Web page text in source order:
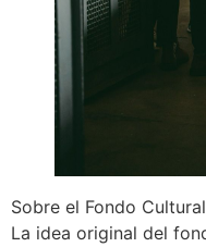
Sobre el Fondo
La idea original del